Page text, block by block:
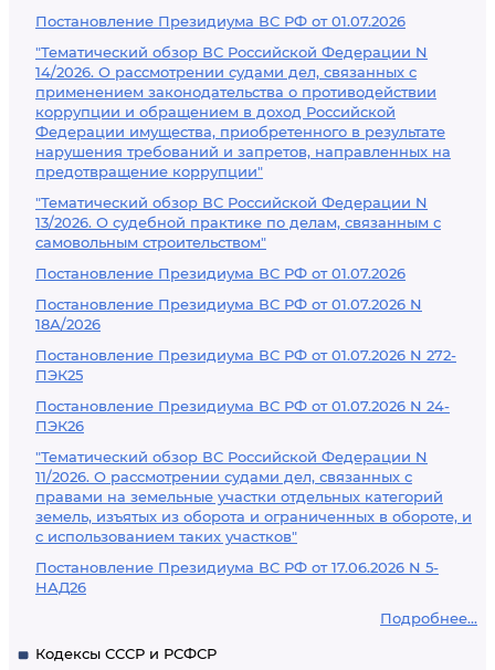
Постановление Президиума ВС РФ от 01.07.2026
"Тематический обзор ВС Российской Федерации N
14/2026. О рассмотрении судами дел, связанных с
применением законодательства о противодействии
коррупции и обращением в доход Российской
Федерации имущества, приобретенного в результате
нарушения требований и запретов, направленных на
предотвращение коррупции"
"Тематический обзор ВС Российской Федерации N
13/2026. О судебной практике по делам, связанным с
самовольным строительством"
Постановление Президиума ВС РФ от 01.07.2026
Постановление Президиума ВС РФ от 01.07.2026 N
18А/2026
Постановление Президиума ВС РФ от 01.07.2026 N 272-
ПЭК25
Постановление Президиума ВС РФ от 01.07.2026 N 24-
ПЭК26
"Тематический обзор ВС Российской Федерации N
11/2026. О рассмотрении судами дел, связанных с
правами на земельные участки отдельных категорий
земель, изъятых из оборота и ограниченных в обороте, и
с использованием таких участков"
Постановление Президиума ВС РФ от 17.06.2026 N 5-
НАД26
Подробнее...
Кодексы СССР и РСФСР